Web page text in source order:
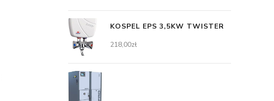
KOSPEL EPS 3,5KW TWISTER
218,00zł